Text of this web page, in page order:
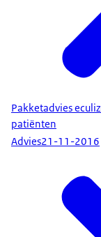
Pakketadvies
patiënten
Advies21-11-2016